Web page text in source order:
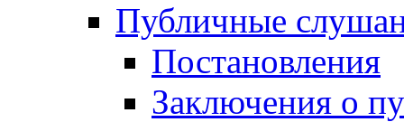
Публичные
Постановления
Заключения о